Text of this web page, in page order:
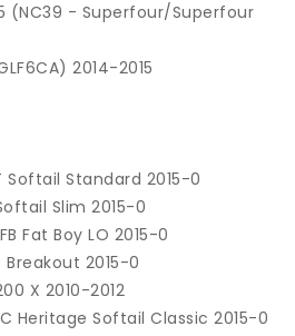
(NC39 - Superfour/Superfour
2014-2015
Softail Standard 2015-0
Slim 2015-0
Fat Boy LO 2015-0
Breakout 2015-0
X 2010-2012
Heritage Softail Classic 2015-0